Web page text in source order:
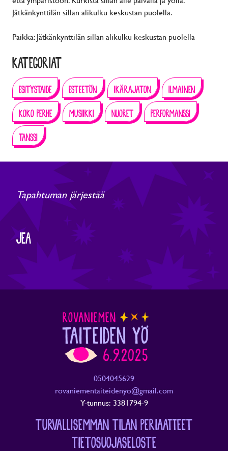
Jätkänkynttilän sillan alikulku keskustan puolella.
Paikka: Jätkänkynttilän sillan alikulku keskustan puolella
KATEGORIAT
ESITYSTAIDE ESTEETÖN IKÄRAJATON
ILMAINEN
KOKO PERHE
MUSIIKKI NUORET
PERFORMANSSI
TANSSI
Tapahtuman järjestää
JEA
0504045629
rovaniementaiteidenyo@gmail.com
Y-tunnus: 3381794-9
TURVALLISEMMAN TILAN PERIAATTEET
TIETOSUOJASELOSTE